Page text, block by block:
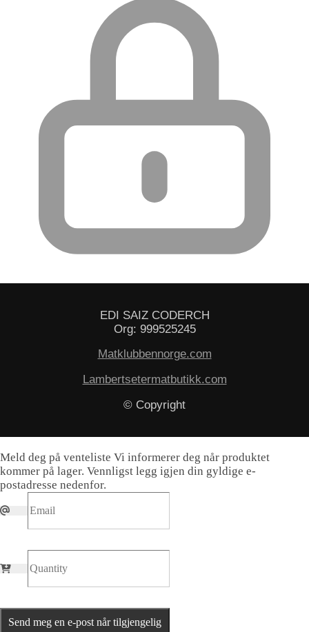
EDI SAIZ CODERCH
Org: 999525245
Matklubbennorge.com
Lambertsetermatbutikk.com
© Copyright
Meld deg på venteliste Vi informerer deg når produktet
kommer på lager. Vennligst legg igjen din gyldige e-
postadresse nedenfor.
Send meg en e-post når tilgjengelig